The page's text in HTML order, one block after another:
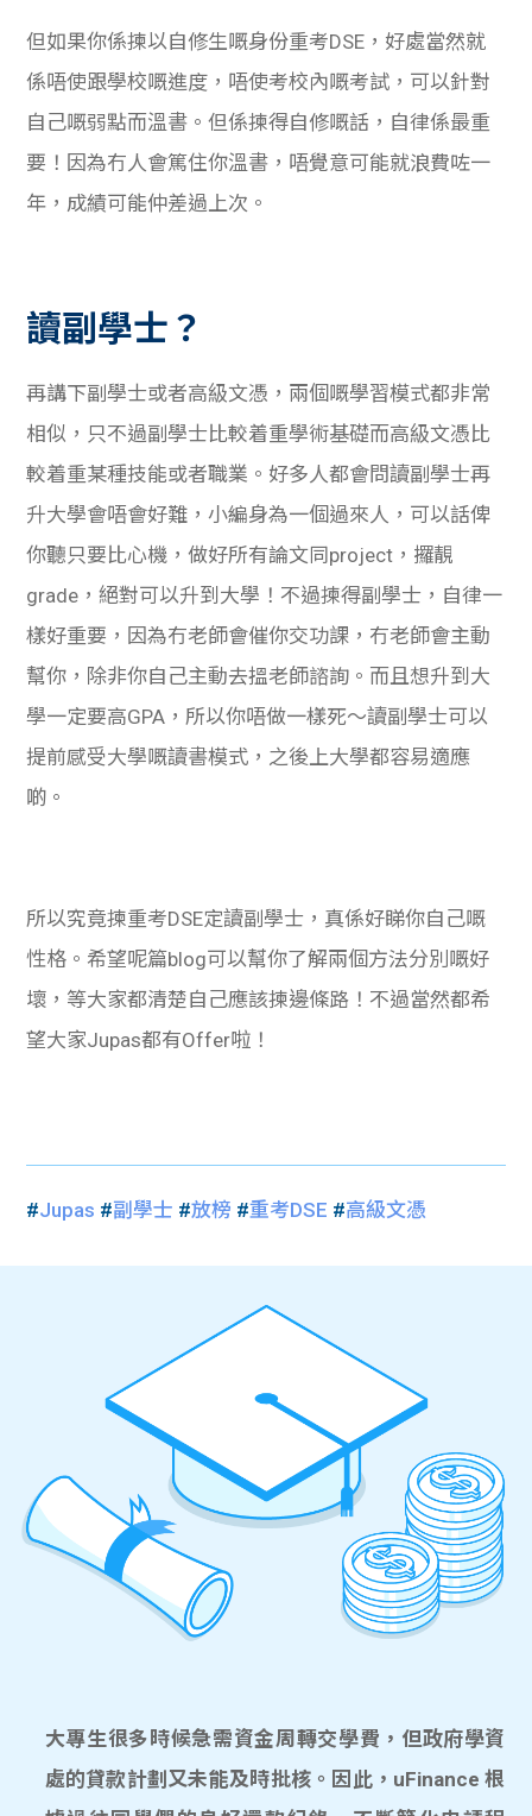
但如果你係揀以自修生嘅身份重考DSE，好處當然就
係唔使跟學校嘅進度，唔使考校內嘅考試，可以針對
自己嘅弱點而溫書。但係揀得自修嘅話，自律係最重
要！因為冇人會篤住你溫書，唔覺意可能就浪費咗一
年，成績可能仲差過上次。
讀副學士？
再講下副學士或者高級文憑，兩個嘅學習模式都非常
相似，只不過副學士比較着重學術基礎而高級文憑比
較着重某種技能或者職業。好多人都會問讀副學士再
升大學會唔會好難，小編身為一個過來人，可以話俾
你聽只要比心機，做好所有論文同project，攞靚
grade，絕對可以升到大學！不過揀得副學士，自律一
樣好重要，因為冇老師會催你交功課，冇老師會主動
幫你，除非你自己主動去搵老師諮詢。而且想升到大
學一定要高GPA，所以你唔做一樣死～讀副學士可以
提前感受大學嘅讀書模式，之後上大學都容易適應
啲。
所以究竟揀重考DSE定讀副學士，真係好睇你自己嘅
性格。希望呢篇blog可以幫你了解兩個方法分別嘅好
壞，等大家都清楚自己應該揀邊條路！不過當然都希
望大家Jupas都有Offer啦！
#Jupas #副學士 #放榜 #重考DSE #高級文憑
大專生很多時候急需資金周轉交學費，但政府學資
處的貸款計劃又未能及時批核。因此，uFinance 根